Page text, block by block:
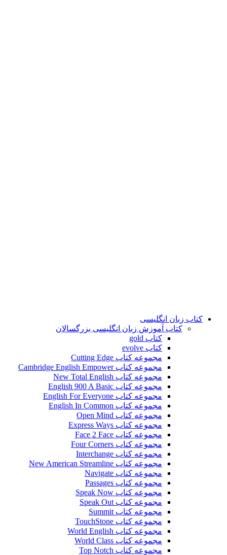
کتاب زبان انگلیسی
کتاب آموزش زبان انگلیسی بزرگسالان
کتاب gold
کتاب evolve
مجموعه کتاب Cutting Edge
مجموعه کتاب Cambridge English Empower
مجموعه کتاب New Total English
مجموعه کتاب English 900 A Basic
مجموعه کتاب English For Everyone
مجموعه کتاب English In Common
مجموعه کتاب Open Mind
مجموعه کتاب Express Ways
مجموعه کتاب Face 2 Face
مجموعه کتاب Four Corners
مجموعه کتاب Interchange
مجموعه کتاب New American Streamline
مجموعه کتاب Navigate
مجموعه کتاب Passages
مجموعه کتاب Speak Now
مجموعه کتاب Speak Out
مجموعه کتاب Summit
مجموعه کتاب TouchStone
مجموعه کتاب World English
مجموعه کتاب World Class
مجموعه کتاب Top Notch